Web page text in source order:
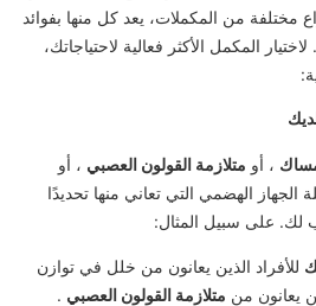
مختلفة من المكملات، يعد كل منها بفوائد
المكمل الأكثر فعالية لاحتياجاتك،
، أو متلازمة القولون العصبي ، أو
الهضمي التي تعاني منها تحديدًا
لك. على سبيل المثال:
للأفراد الذين يعانون من خلل في توازن
يعانون من متلازمة القولون العصبي .